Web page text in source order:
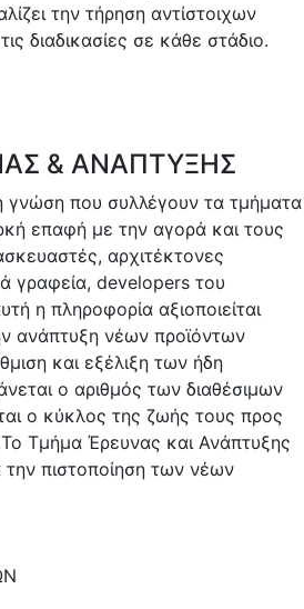
την τήρηση αντίστοιχων
διαδικασίες σε κάθε στάδιο.
& ΑΝΑΠΤΥΞΗΣ
γνώση που συλλέγουν τα τμήματα
επαφή με την αγορά και τους
αρχιτέκτονες
γραφεία, developers του
η πληροφορία αξιοποιείται
ανάπτυξη νέων προϊόντων
και εξέλιξη των ήδη
ο αριθμός των διαθέσιμων
ο κύκλος της ζωής τους προς
Τμήμα Έρευνας και Ανάπτυξης
την πιστοποίηση των νέων